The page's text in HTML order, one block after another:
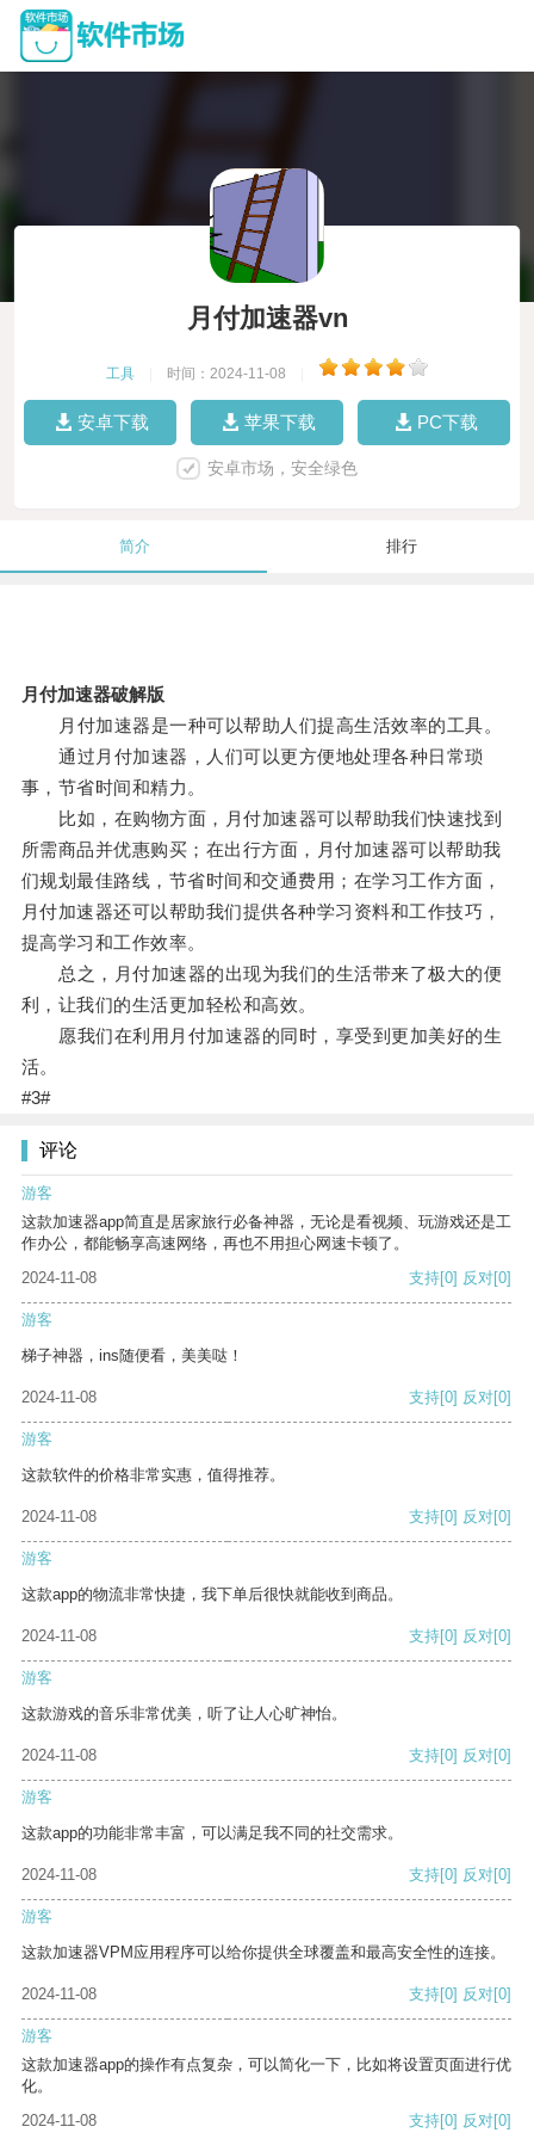
月付加速器vn
工具 时间：2024-11-08
安卓下载 苹果下载 PC下载
安卓市场，安全绿色
简介 排行
月付加速器破解版
月付加速器是一种可以帮助人们提高生活效率的工具。
通过月付加速器，人们可以更方便地处理各种日常琐
事，节省时间和精力。
比如，在购物方面，月付加速器可以帮助我们快速找到
所需商品并优惠购买；在出行方面，月付加速器可以帮助我
们规划最佳路线，节省时间和交通费用；在学习工作方面，
月付加速器还可以帮助我们提供各种学习资料和工作技巧，
提高学习和工作效率。
总之，月付加速器的出现为我们的生活带来了极大的便
利，让我们的生活更加轻松和高效。
愿我们在利用月付加速器的同时，享受到更加美好的生
活。
#3#
评论
游客
这款加速器app简直是居家旅行必备神器，无论是看视频、玩游戏还是工
作办公，都能畅享高速网络，再也不用担心网速卡顿了。
2024-11-08
支持[0] 反对[0]
游客
梯子神器，ins随便看，美美哒！
2024-11-08 支持[0] 反对[0]
游客
这款软件的价格非常实惠，值得推荐。
2024-11-08 支持[0] 反对[0]
游客
这款app的物流非常快捷，我下单后很快就能收到商品。
2024-11-08 支持[0] 反对[0]
游客
这款游戏的音乐非常优美，听了让人心旷神怡。
2024-11-08 支持[0] 反对[0]
游客
这款app的功能非常丰富，可以满足我不同的社交需求。
2024-11-08 支持[0] 反对[0]
游客
这款加速器VPM应用程序可以给你提供全球覆盖和最高安全性的连接。
2024-11-08 支持[0] 反对[0]
游客
这款加速器app的操作有点复杂，可以简化一下，比如将设置页面进行优
化。
2024-11-08
支持[0] 反对[0]